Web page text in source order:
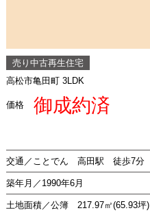
売り中古再生住宅
高松市亀田町 3LDK
価格 御成約済
交通／ことでん 高田駅 徒歩7分
築年月／1990年6月
土地面積／公簿 217.97㎡(65.93坪)